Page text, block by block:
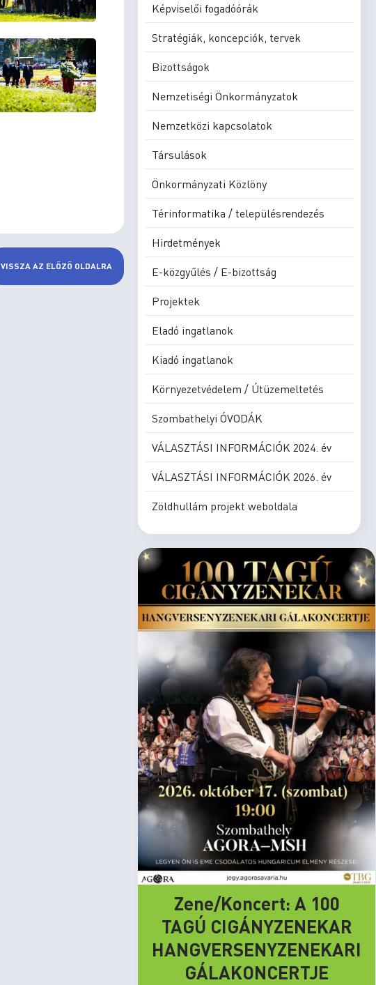
VISSZA AZ ELŐZŐ OLDALRA
Képviselői fogadóórák
Stratégiák, koncepciók, tervek
Bizottságok
Nemzetiségi Önkormányzatok
Nemzetközi kapcsolatok
Társulások
Önkormányzati Közlöny
Térinformatika / településrendezés
Hirdetmények
E-közgyűlés / E-bizottság
Projektek
Eladó ingatlanok
Kiadó ingatlanok
Környezetvédelem / Útüzemeltetés
Szombathelyi ÓVODÁK
VÁLASZTÁSI INFORMÁCIÓK 2024. év
VÁLASZTÁSI INFORMÁCIÓK 2026. év
Zöldhullám projekt weboldala
Zene/Koncert: A 100
TAGÚ CIGÁNYZENEKAR
HANGVERSENYZENEKARI
GÁLAKONCERTJE